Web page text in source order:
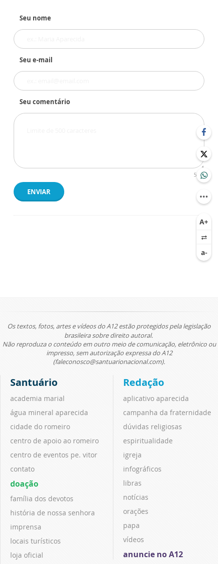
Seu nome
Seu e-mail
Seu comentário
500
ENVIAR
Os textos, fotos, artes e vídeos do A12 estão protegidos pela legislação
brasileira sobre direito autoral.
Não reproduza o conteúdo em outro meio de comunicação, eletrônico ou
impresso, sem autorização expressa do A12
(faleconosco@santuarionacional.com).
Santuário
academia marial
água mineral aparecida
cidade do romeiro
centro de apoio ao romeiro
centro de eventos pe. vitor
contato
doação
família dos devotos
história de nossa senhora
imprensa
locais turísticos
loja oficial
Redação
aplicativo aparecida
campanha da fraternidade
dúvidas religiosas
espiritualidade
igreja
infográficos
libras
notícias
orações
papa
vídeos
anuncie no A12